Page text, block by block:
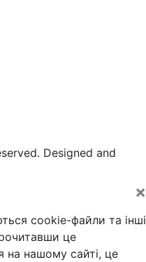
Designed and
×
cookie-файли та інші
це
на нашому сайті, це